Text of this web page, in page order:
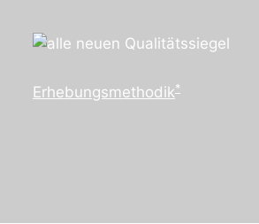
Erhebungsmethodik*